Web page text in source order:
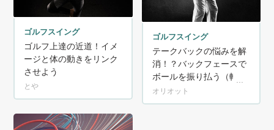
ゴルフスイング
ゴルフ上達の近道！イメ
ージと体の動きをリンク
させよう
とや
ゴルフスイング
テークバックの悩みを解
消！？バックフェースで
ボールを振り払う（転が
す）ように引く！
オリオット